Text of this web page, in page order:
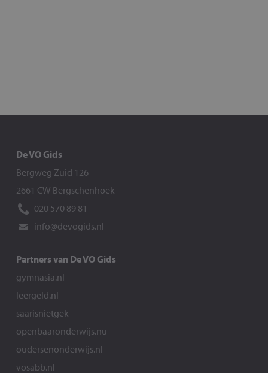
De VO Gids
Bergweg Zuid 126
2661 CW Bergschenhoek
020 570 89 81
info@devogids.nl
Partners van De VO Gids
gymnasia.nl
leergeld.nl
saarisnietgek
openbaaronderwijs.nu
oudersenonderwijs.nl
vosabb.nl